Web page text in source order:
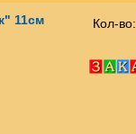
11см
Кол-во: